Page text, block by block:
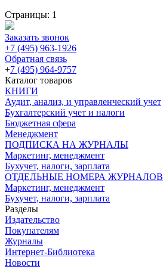
Страницы: 1
Заказать звонок
+7 (495) 963-1926
Обратная связь
+7 (495) 964-9757
Каталог товаров
КНИГИ
Аудит, анализ, и управленческий учет
Бухгалтерский учет и налоги
Бюджетная сфера
Менеджмент
ПОДПИСКА НА ЖУРНАЛЫ
Маркетинг, менеджмент
Бухучет, налоги, зарплата
ОТДЕЛЬНЫЕ НОМЕРА ЖУРНАЛОВ
Маркетинг, менеджмент
Бухучет, налоги, зарплата
Разделы
Издательство
Покупателям
Журналы
Интернет-Библиотека
Новости